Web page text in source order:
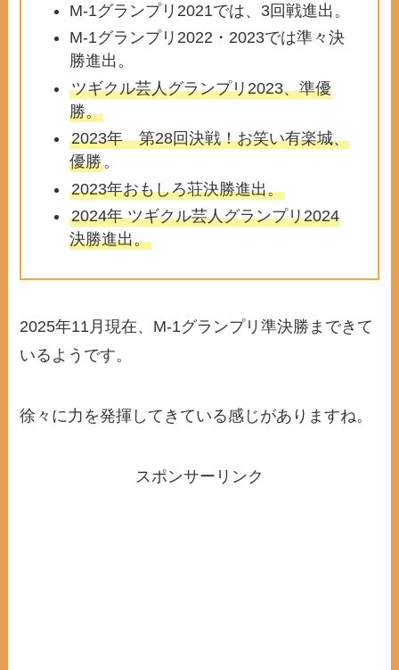
M-1グランプリ2021では、3回戦進出。
M-1グランプリ2022・2023では準々決
勝進出。
ツギクル芸人グランプリ2023、準優
勝。
2023年 第28回決戦！お笑い有楽城、
優勝。
2023年おもしろ荘決勝進出。
2024年 ツギクル芸人グランプリ2024
決勝進出。
2025年11月現在、M-1グランプリ準決勝まできて
いるようです。
徐々に力を発揮してきている感じがありますね。
スポンサーリンク